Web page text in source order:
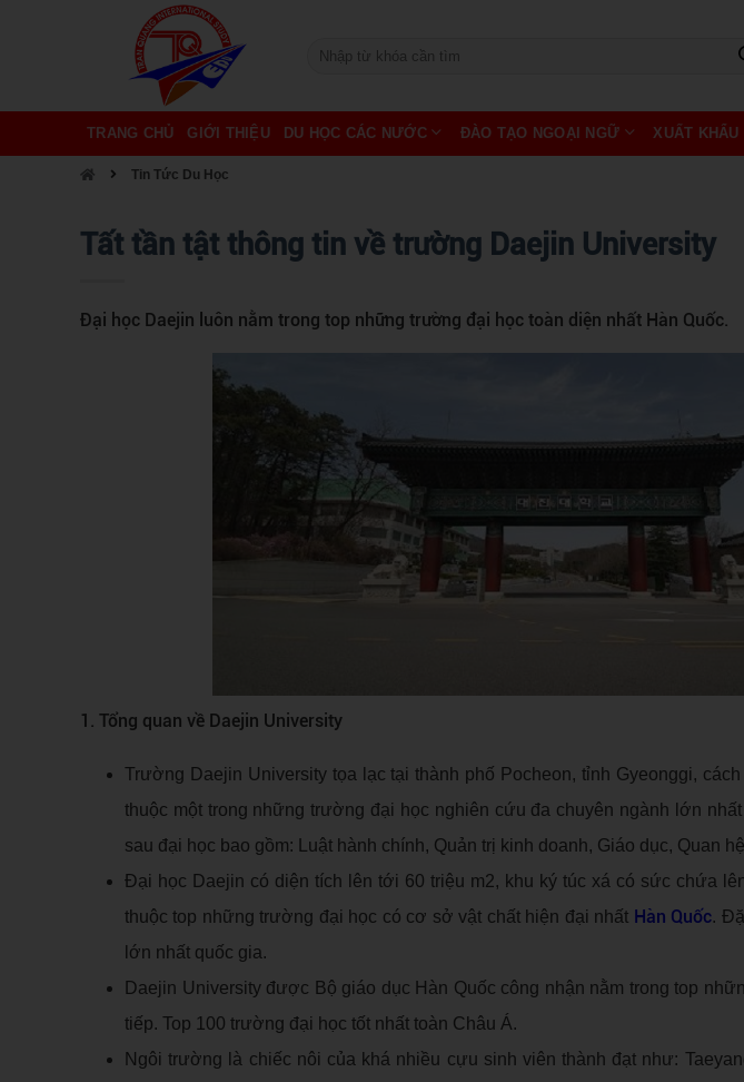
TRANG CHỦ GIỚI THIỆU DU HỌC CÁC NƯỚC ĐÀO TẠO NGOẠI NGỮ XUẤT
Tin Tức Du Học
Tất tần tật thông tin về trường Daejin University
Đại học Daejin luôn nằm trong top những trường đại học toàn diện nhất Hàn Quốc.
1. Tổng quan về Daejin University
Trường Daejin University tọa lạc tại thành phố Pocheon, tỉnh Gyeonggi,
thuộc một trong những trường đại học nghiên cứu đa chuyên ngành lớn
sau đại học bao gồm: Luật hành chính, Quản trị kinh doanh, Giáo dục, Quan
Đại học Daejin có diện tích lên tới 60 triệu m2, khu ký túc xá có sức chứa
thuộc top những trường đại học có cơ sở vật chất hiện đại nhất Hàn Quốc.
lớn nhất quốc gia.
Daejin University được Bộ giáo dục Hàn Quốc công nhận nằm trong top
tiếp. Top 100 trường đại học tốt nhất toàn Châu Á.
Ngôi trường là chiếc nôi của khá nhiều cựu sinh viên thành đạt như: